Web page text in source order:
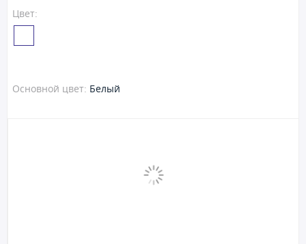
Цвет:
Основной цвет: Белый